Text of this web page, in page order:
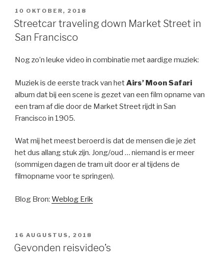
GEPLAATST
OP
10 OKTOBER, 2018
Streetcar traveling down Market Street in
San Francisco
Nog zo’n leuke video in combinatie met aardige muziek:
Muziek is de eerste track van hetAirs’ Moon Safari
album dat bij een scene is gezet van een film opname van
een tram af die door de Market Street rijdt in San
Francisco in 1905.
Wat mij het meest beroerd is dat de mensen die je ziet
het dus allang stuk zijn. Jong/oud … niemand is er meer
(sommigen dagen de tram uit door er al tijdens de
filmopname voor te springen).
Blog Bron: Weblog Erik
GEPLAATST
OP
16 AUGUSTUS, 2018
Gevonden reisvideo’s